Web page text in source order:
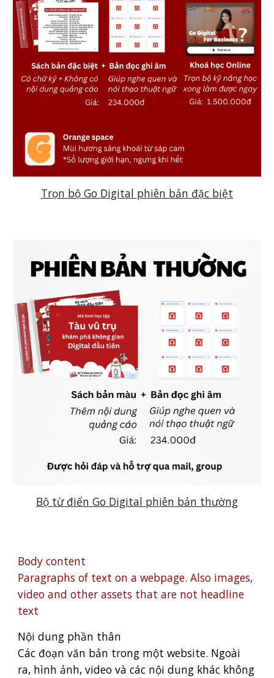
Trọn bộ Go Digital phiên bản đặc biệt
Bộ từ điển Go Digital phiên bản thường
Body content
Paragraphs of text on a webpage. Also images,
video and other assets that are not headline
text
Nội dung phần thân
Các đoạn văn bản trong một website. Ngoài
ra, hình ảnh, video và các nội dung khác không